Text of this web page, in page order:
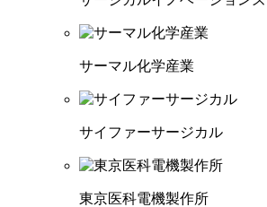
サーマル化学産業
サイファーサージカル
東京医科電機製作所